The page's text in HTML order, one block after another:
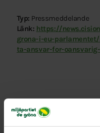
Typ: Pressmeddelande
Länk: https://
grona-i-eu-
ta-ansvar-for-